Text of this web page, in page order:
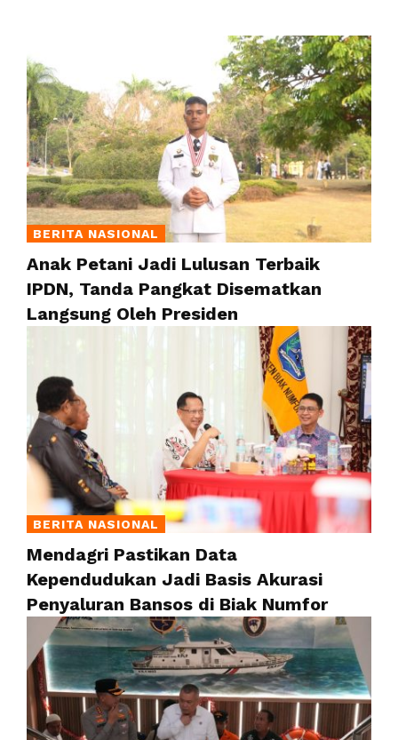
BERITA NASIONAL
Anak Petani Jadi Lulusan Terbaik
IPDN, Tanda Pangkat Disematkan
Langsung Oleh Presiden
BERITA NASIONAL
Mendagri Pastikan Data
Kependudukan Jadi Basis Akurasi
Penyaluran Bansos di Biak Numfor